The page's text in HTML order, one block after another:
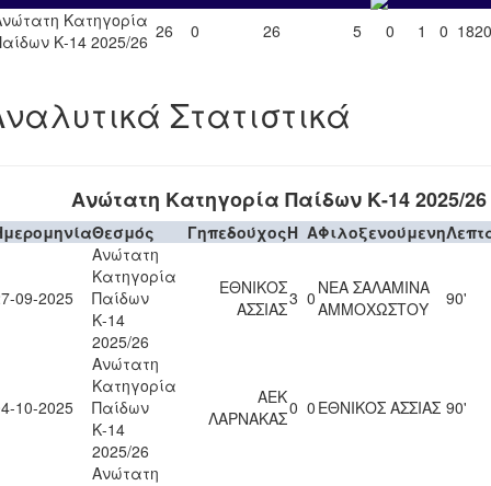
Κατηγορία
Κ-14 2025/26 26 0 26 5 0 1 0 1820
Στατιστικά
Ανώτατη Κατηγορία Παίδων Κ-14 2025/26
Θεσμός ΓηπεδούχοςH AΦιλοξενούμενη
09-2025
Ανώτατη
Κατηγορία
Παίδων
Κ-14
2025/26
ΕΘΝΙΚΟΣ
ΑΣΣΙΑΣ3 0 ΝΕΑ ΣΑΛΑΜΙΝΑ
ΑΜΜΟΧΩΣΤΟΥ
90'
10-2025
Ανώτατη
Κατηγορία
Παίδων
Κ-14
2025/26
ΑΕΚ
ΛΑΡΝΑΚΑΣ0 0 ΕΘΝΙΚΟΣ ΑΣΣΙΑΣ 90'
Ανώτατη